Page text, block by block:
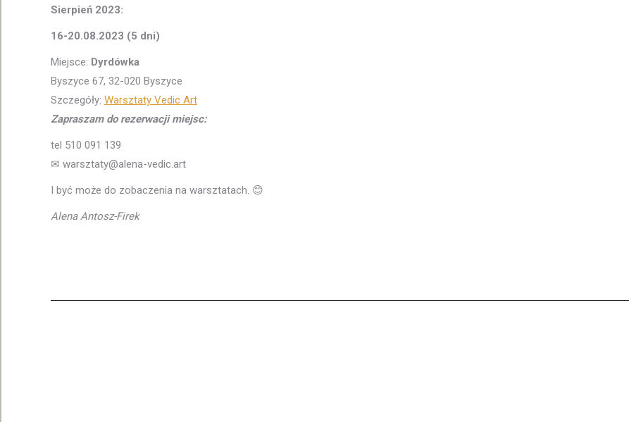
Sierpień 2023:
16-20.08.2023 (5 dni)
Miejsce: Dyrdówka
Byszyce 67, 32-020 Byszyce
Szczegóły: Warsztaty Vedic Art
Zapraszam do rezerwacji miejsc:
tel 510 091 139
✉ warsztaty@alena-vedic.art
I być może do zobaczenia na warsztatach. 😊
Alena Antosz-Firek